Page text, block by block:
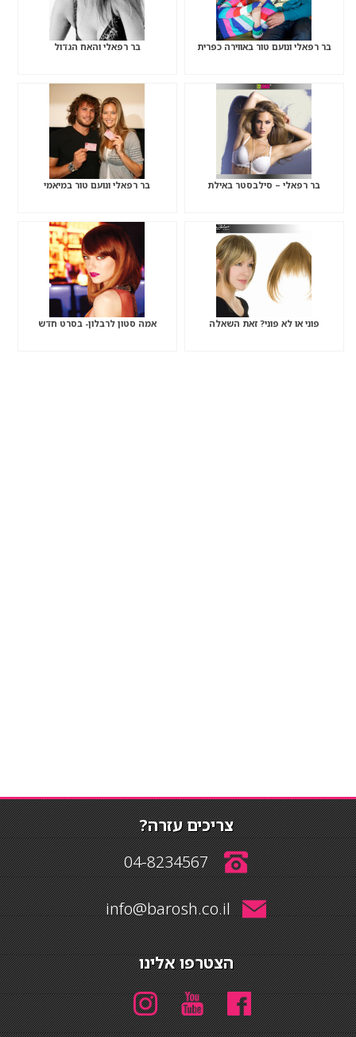
בר רפאלי ונועם טור באווירה כפרית בר רפאלי והאח הגדול
בר רפאלי – סילבסטר באילת בר רפאלי ונועם טור במיאמי
פוני או לא פוני? זאת השאלה אמה סטון לרבלון- בסרט חדש
צריכים עזרה?
04-8234567
info@barosh.co.il
הצטרפו אלינו